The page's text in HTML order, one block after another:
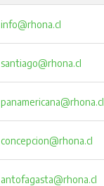
info@rhona.cl
santiago@rhona.cl
panamericana@rhona.cl
concepcion@rhona.cl
antofagasta@rhona.cl